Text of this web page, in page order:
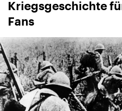
Kriegsgeschichte
Fans